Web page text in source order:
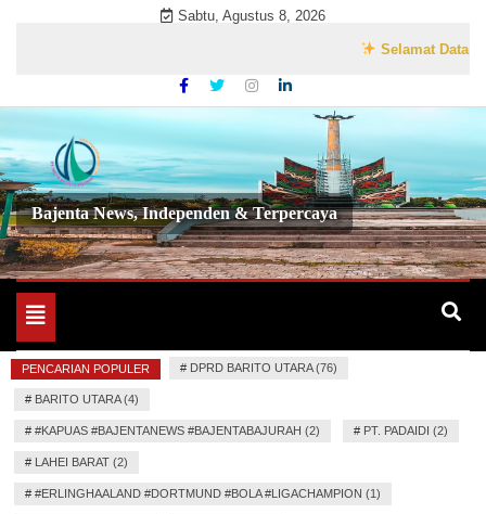
Sabtu, Agustus 8, 2026
Selamat Datang di
Bajenta News, Independen & Terpercaya
Toggle
navigation
PENCARIAN POPULER # DPRD BARITO UTARA (76)
# BARITO UTARA (4)
# #KAPUAS #BAJENTANEWS #BAJENTABAJURAH (2) # PT. PADAIDI (2)
# LAHEI BARAT (2)
# #ERLINGHAALAND #DORTMUND #BOLA #LIGACHAMPION (1)